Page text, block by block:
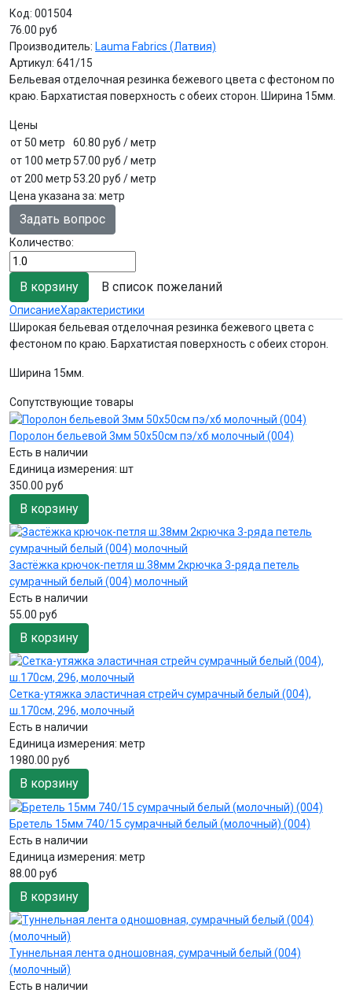
Код: 001504
76.00 руб
Производитель: Lauma Fabrics (Латвия)
Артикул: 641/15
Бельевая отделочная резинка бежевого цвета с фестоном по
краю. Бархатистая поверхность с обеих сторон. Ширина 15мм.
Цены
от 50 метр
60.80 руб / метр
от 100 метр 57.00 руб / метр
от 200 метр 53.20 руб / метр
Цена указана за: метр
Задать вопрос
Количество:
В список пожеланий
ОписаниеХарактеристики
Широкая бельевая отделочная резинка бежевого цвета с
фестоном по краю. Бархатистая поверхность с обеих сторон.
Ширина 15мм.
Сопутствующие товары
Поролон бельевой 3мм 50х50см пэ/хб молочный (004)
Есть в наличии
Единица измерения: шт
350.00 руб
В корзину
Застёжка крючок-петля ш.38мм 2крючка 3-ряда петель
сумрачный белый (004) молочный
Есть в наличии
55.00 руб
В корзину
Сетка-утяжка эластичная стрейч сумрачный белый (004),
ш.170см, 296, молочный
Есть в наличии
Единица измерения: метр
1980.00 руб
В корзину
Бретель 15мм 740/15 сумрачный белый (молочный) (004)
Есть в наличии
Единица измерения: метр
88.00 руб
В корзину
Туннельная лента одношовная, сумрачный белый (004)
(молочный)
Есть в наличии